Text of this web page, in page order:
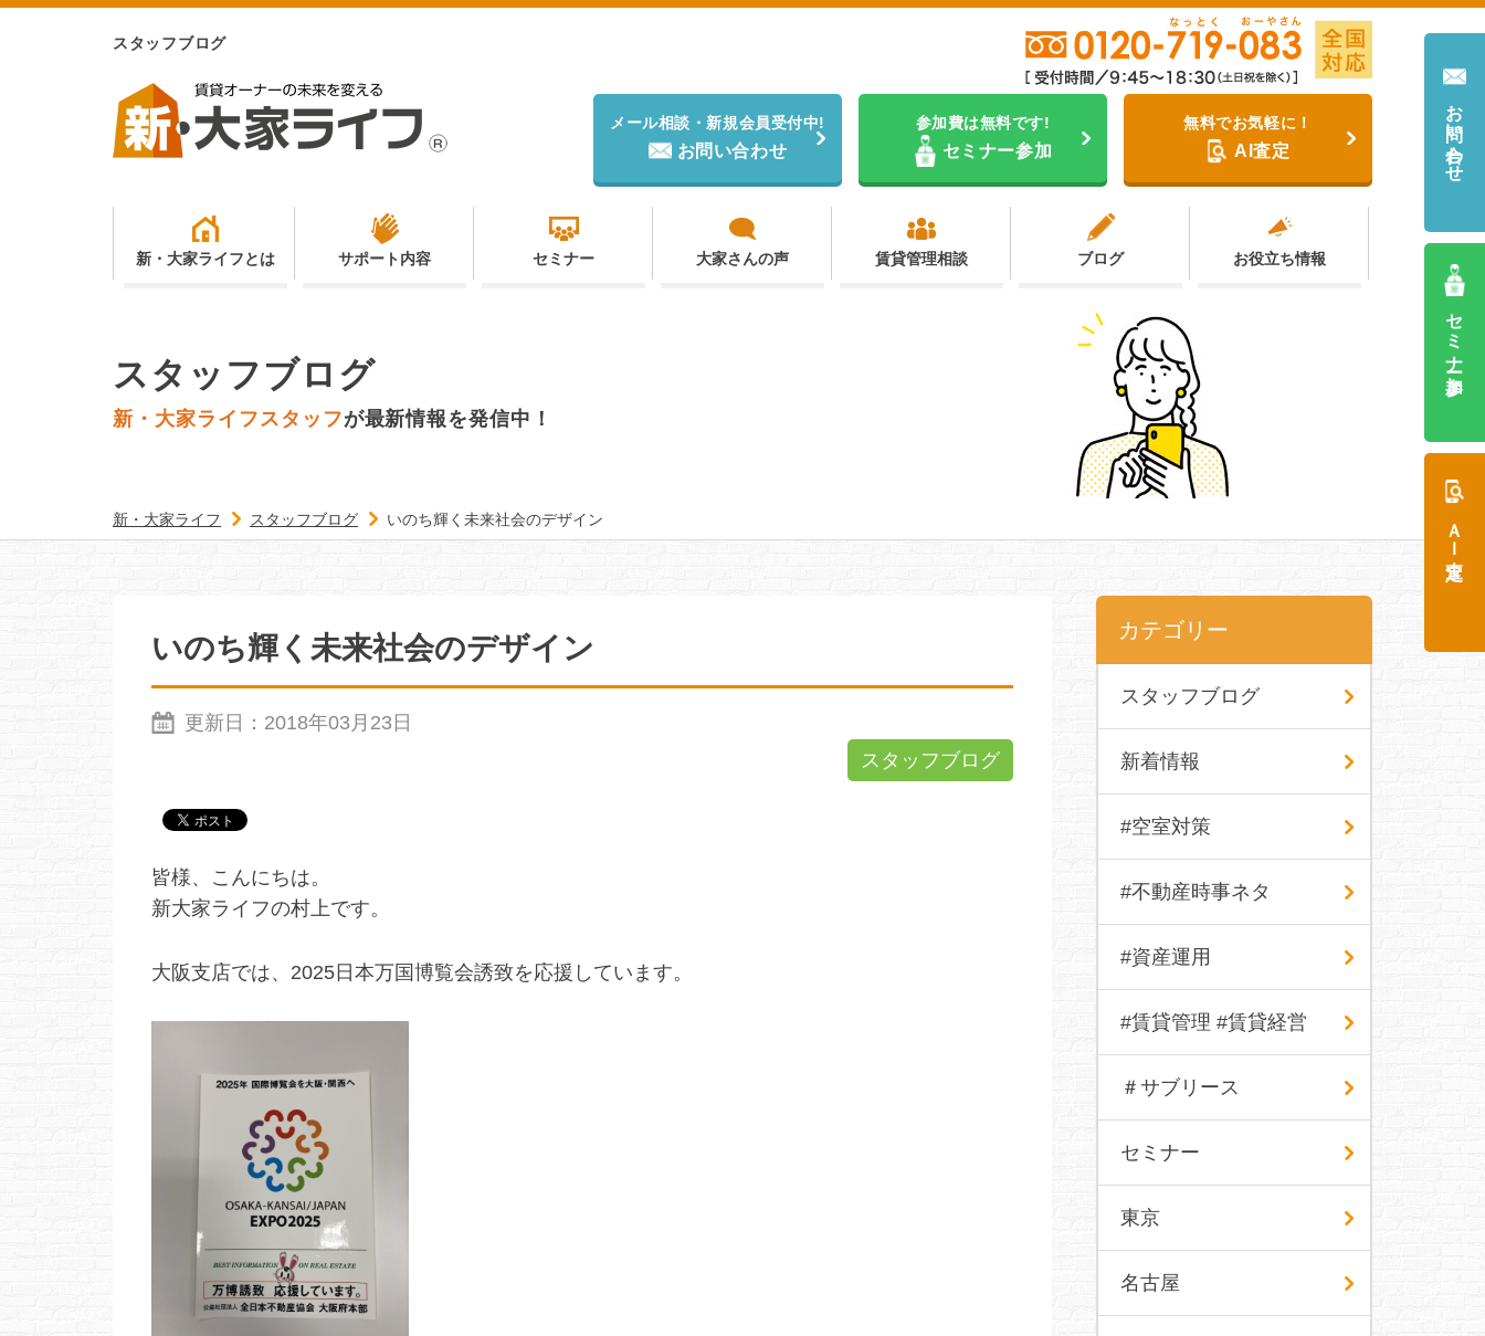
スタッフブログ
メール相談・新規会員受付中!
お問い合わせ
参加費は無料です!
セミナー参加
無料でお気軽に！
AI査定
新・大家ライフとは サポート内容 セミナー 大家さんの声 賃貸管理相談 ブログ お役立ち情報
スタッフブログ
新・大家ライフスタッフが最新情報を発信中！
新・大家ライフ スタッフブログ いのち輝く未来社会のデザイン
いのち輝く未来社会のデザイン
更新日： 2018年03月23日
スタッフブログ
皆様、こんにちは。
新大家ライフの村上です。
大阪支店では、2025日本万国博覧会誘致を応援しています。
カテゴリー
スタッフブログ
新着情報
#空室対策
#不動産時事ネタ
#資産運用
#賃貸管理 #賃貸経営
＃サブリース
セミナー
東京
名古屋
お問い合わせ
セミナー参加
ＡＩ査定